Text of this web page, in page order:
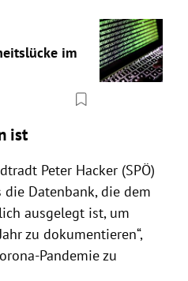
im
ist
Peter Hacker (SPÖ)
Datenbank, die dem
ausgelegt ist, um
zu dokumentieren“,
Pandemie zu